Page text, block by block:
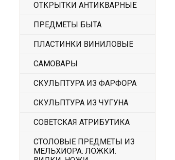
ОТКРЫТКИ АНТИКВАРНЫЕ
ПРЕДМЕТЫ БЫТА
ПЛАСТИНКИ ВИНИЛОВЫЕ
САМОВАРЫ
СКУЛЬПТУРА ИЗ ФАРФОРА
СКУЛЬПТУРА ИЗ ЧУГУНА
СОВЕТСКАЯ АТРИБУТИКА
СТОЛОВЫЕ ПРЕДМЕТЫ ИЗ
МЕЛЬХИОРА. ЛОЖКИ.